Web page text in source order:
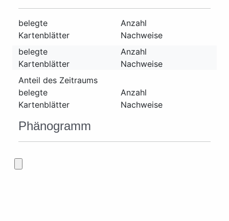
belegte
Kartenblätter
Anzahl
Nachweise
belegte
Kartenblätter
Anzahl
Nachweise
Anteil des Zeitraums
belegte
Kartenblätter
Anzahl
Nachweise
Phänogramm